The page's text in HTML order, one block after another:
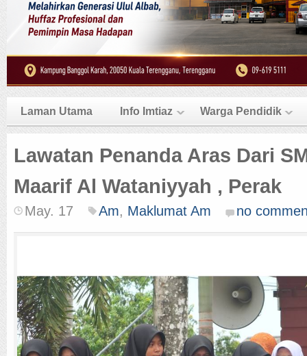
Laman Utama Info Imtiaz Warga Pendidik
Lawatan Penanda Aras Dari
Maarif Al Wataniyyah , Perak
May. 17 Am, Maklumat Am no